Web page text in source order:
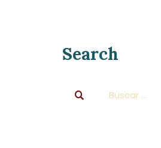
Search